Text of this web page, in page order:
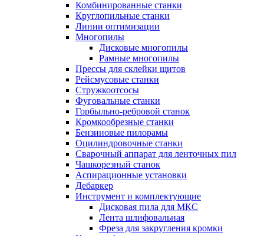
Комбинированные станки
Круглопильные станки
Линии оптимизации
Многопилы
Дисковые многопилы
Рамные многопилы
Прессы для склейки щитов
Рейсмусовые станки
Стружкоотсосы
Фуговальные станки
Горбыльно-ребровой станок
Кромкообрезные станки
Бензиновые пилорамы
Оцилиндровочные станки
Сварочный аппарат для ленточных пил
Чашкорезный станок
Аспирационные установки
Дебаркер
Инструмент и комплектующие
Дисковая пила для МКС
Лента шлифовальная
Фреза для закругления кромки